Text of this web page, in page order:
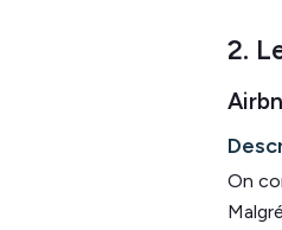
2.
On